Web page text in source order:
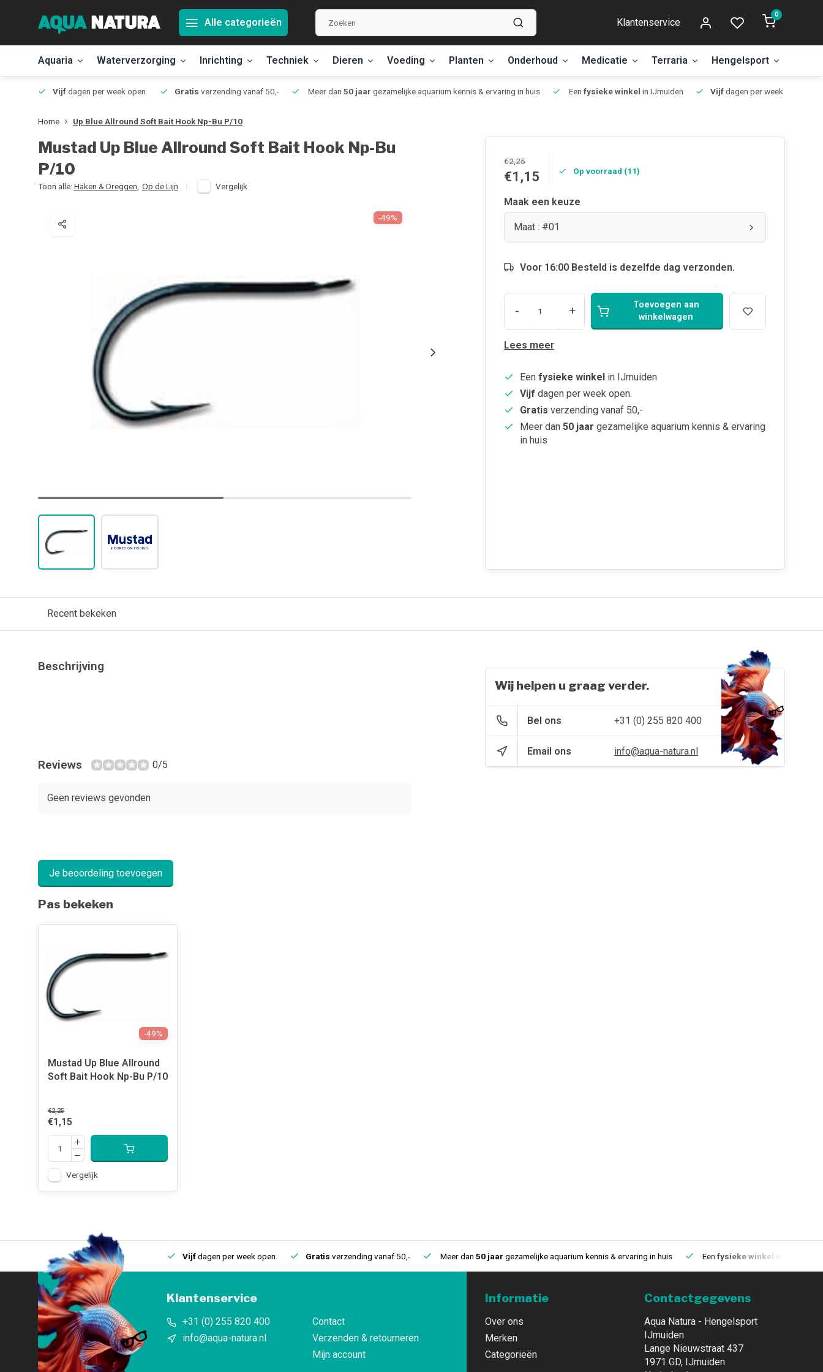
Alle categorieën Klantenservice
0
Aquaria Waterverzorging Inrichting Techniek Dieren Voeding Planten Onderhoud Medicatie Terraria Hengelsport
Vijfdagen per week open. Gratis verzending vanaf 50,- Meer dan 50 jaar gezamelijke aquarium kennis & ervaring in huis Een fysieke winkel in IJmuiden Vijfdagen per week open.
Home Up Blue Allround Soft Bait Hook Np-Bu P/10
Mustad Up Blue Allround Soft Bait Hook Np-Bu
P/10
Toon alle: Haken & Dreggen Op de Lijn Vergelijk
-49%
€2,25
€1,15 Op voorraad (11)
Maak een keuze
Maat : #01
Voor 16:00 Besteld is dezelfde dag verzonden.
- +
Toevoegen aan
winkelwagen
Lees meer
Een fysieke winkel in IJmuiden
Vijf dagen per week open.
Gratis verzending vanaf 50,-
Meer dan 50 jaar gezamelijke aquarium kennis & ervaring
in huis
Recent bekeken
Beschrijving
Reviews 0/5
Geen reviews gevonden
Je beoordeling toevoegen
Wij helpen u graag verder.
Bel ons +31 (0) 255 820 400
Email ons info@aqua-natura.nl
Pas bekeken
-49%
Mustad Up Blue Allround
Soft Bait Hook Np-Bu P/10
€2,25
€1,15
Vergelijk
Eenfysieke winkelin IJmuiden Vijfdagen per week open. Gratis verzending vanaf 50,- Meer dan 50 jaar gezamelijke aquarium kennis & ervaring in huis Een fysieke winkel
Klantenservice
+31 (0) 255 820 400
info@aqua-natura.nl
Contact
Verzenden & retourneren
Mijn account
Informatie
Over ons
Merken
Categorieën
Contactgegevens
Aqua Natura - Hengelsport
IJmuiden
Lange Nieuwstraat 437
1971 GD, IJmuiden